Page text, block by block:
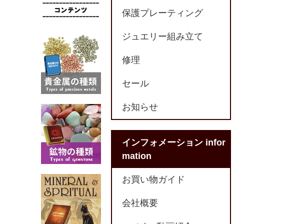
保護プレーティング
ジュエリー組み立て
修理
セール
お知らせ
インフォメーション infor
mation
お買い物ガイド
会社概要